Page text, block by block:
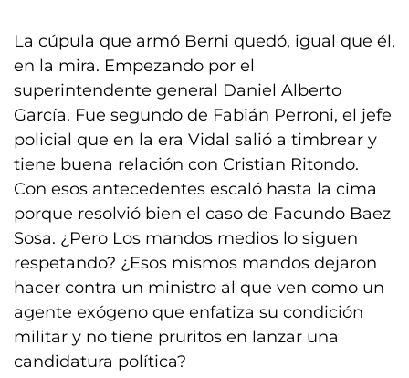
La cúpula que armó Berni quedó, igual que él,
en la mira. Empezando por el
superintendente general Daniel Alberto
García. Fue segundo de Fabián Perroni, el jefe
policial que en la era Vidal salió a timbrear y
tiene buena relación con Cristian Ritondo.
Con esos antecedentes escaló hasta la cima
porque resolvió bien el caso de Facundo Baez
Sosa. ¿Pero Los mandos medios lo siguen
respetando? ¿Esos mismos mandos dejaron
hacer contra un ministro al que ven como un
agente exógeno que enfatiza su condición
militar y no tiene pruritos en lanzar una
candidatura política?